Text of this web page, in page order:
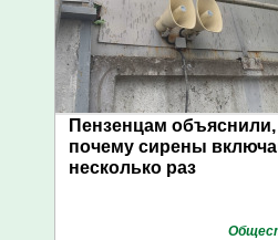
Пензенцам объяснили,
почему сирены
несколько раз